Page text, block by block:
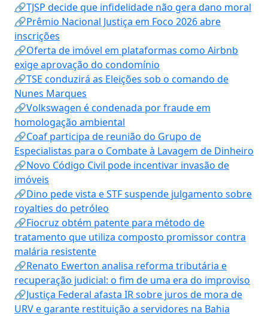
🔗TJSP decide que infidelidade não gera dano moral
🔗Prêmio Nacional Justiça em Foco 2026 abre
inscrições
🔗Oferta de imóvel em plataformas como Airbnb
exige aprovação do condomínio
🔗TSE conduzirá as Eleições sob o comando de
Nunes Marques
🔗Volkswagen é condenada por fraude em
homologação ambiental
🔗Coaf participa de reunião do Grupo de
Especialistas para o Combate à Lavagem de Dinheiro
🔗Novo Código Civil pode incentivar invasão de
imóveis
🔗Dino pede vista e STF suspende julgamento sobre
royalties do petróleo
🔗Fiocruz obtém patente para método de
tratamento que utiliza composto promissor contra
malária resistente
🔗Renato Ewerton analisa reforma tributária e
recuperação judicial: o fim de uma era do improviso
🔗Justiça Federal afasta IR sobre juros de mora de
URV e garante restituição a servidores na Bahia